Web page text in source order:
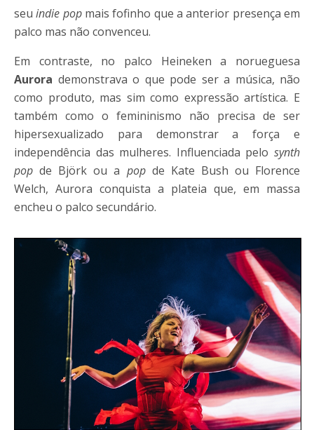
seuindie popmais fofinho que a anterior presença em
palco mas não convenceu.
Em contraste, no palco Heineken a norueguesa
Aurora demonstrava o que pode ser a música, não
como produto, mas sim como expressão artística. E
também como o femininismo não precisa de ser
hipersexualizado para demonstrar a força e
independência das mulheres. Influenciada pelo synth
pop de Björk ou a popde Kate Bush ou Florence
Welch, Aurora conquista a plateia que, em massa
encheu o palco secundário.